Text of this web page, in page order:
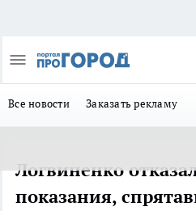
Все новости Заказать рекламу
Логвиненко
показания,